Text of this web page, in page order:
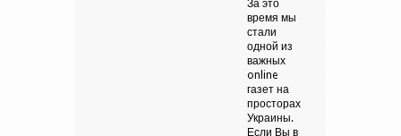
За это
время мы
стали
одной из
важных
online
газет на
просторах
Украины.
Если Вы в